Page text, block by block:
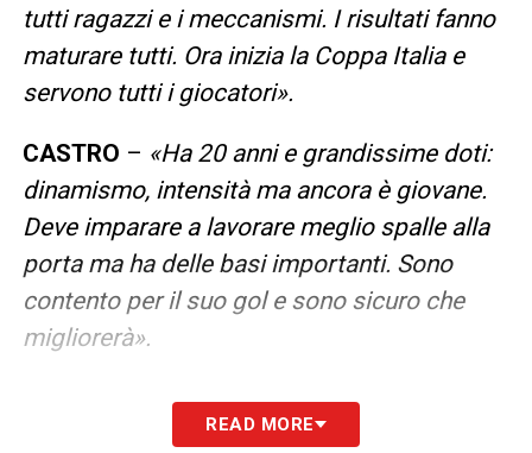
tutti ragazzi e i meccanismi. I risultati fanno
maturare tutti. Ora inizia la Coppa Italia e
servono tutti i giocatori».
CASTRO – «Ha 20 anni e grandissime doti:
dinamismo, intensità ma ancora è giovane.
Deve imparare a lavorare meglio spalle alla
porta ma ha delle basi importanti. Sono
contento per il suo gol e sono sicuro che
migliorerà».
LA PLAYLIST DELLE NOSTRE TOP NEWS
READ MORE